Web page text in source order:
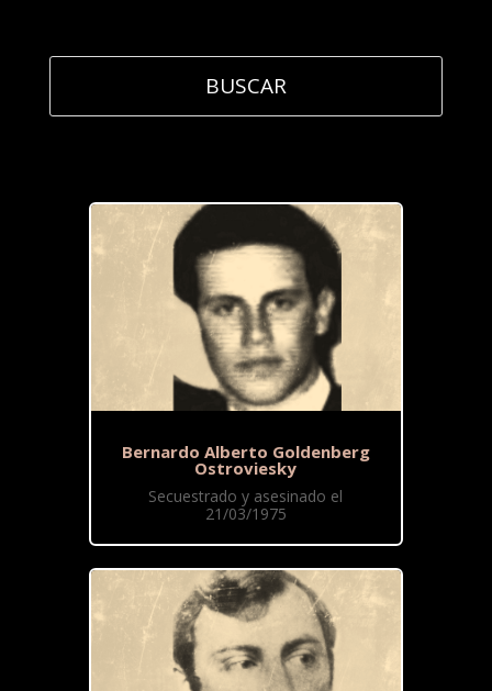
Bernardo Alberto Goldenberg
Ostroviesky
Secuestrado y asesinado el
21/03/1975